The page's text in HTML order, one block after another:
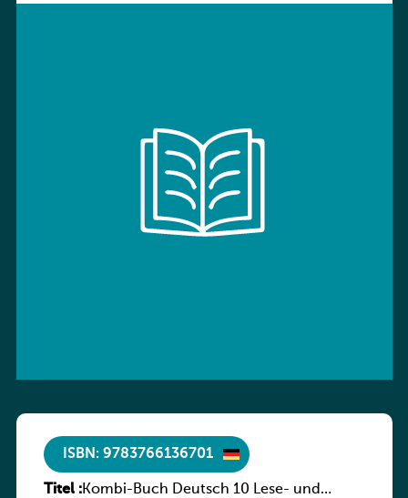
ISBN: 9783766136701
Titel :Kombi-Buch Deutsch 10 Lese- und